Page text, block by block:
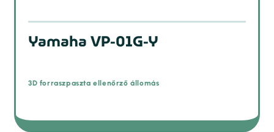
Yamaha VP-01G-Y
3D forraszpaszta ellenőrző állomás